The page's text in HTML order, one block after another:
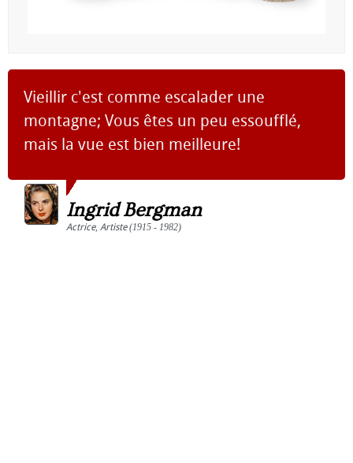
Vieillir c'est comme escalader une
montagne; Vous êtes un peu essoufflé,
mais la vue est bien meilleure!
Ingrid Bergman
Actrice, Artiste(1915 - 1982)